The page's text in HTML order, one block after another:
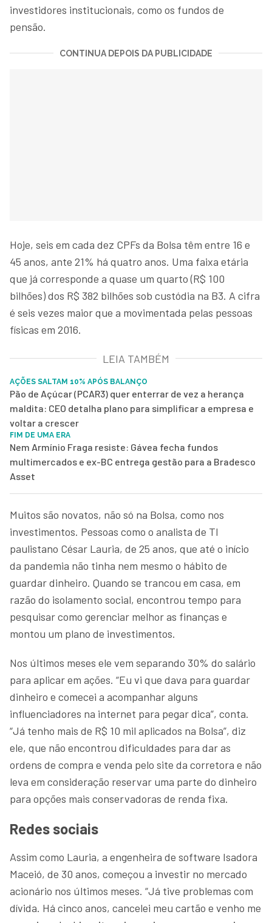
investidores institucionais, como os fundos de
pensão.
CONTINUA DEPOIS DA PUBLICIDADE
Hoje, seis em cada dez CPFs da Bolsa têm entre 16 e
45 anos, ante 21% há quatro anos. Uma faixa etária
que já corresponde a quase um quarto (R$ 100
bilhões) dos R$ 382 bilhões sob custódia na B3. A cifra
é seis vezes maior que a movimentada pelas pessoas
físicas em 2016.
LEIA TAMBÉM
AÇÕES SALTAM 10% APÓS BALANÇO
Pão de Açúcar (PCAR3) quer enterrar de vez a herança
maldita: CEO detalha plano para simplificar a empresa e
voltar a crescer
FIM DE UMA ERA
Nem Armínio Fraga resiste: Gávea fecha fundos
multimercados e ex-BC entrega gestão para a Bradesco
Asset
Muitos são novatos, não só na Bolsa, como nos
investimentos. Pessoas como o analista de TI
paulistano César Lauria, de 25 anos, que até o início
da pandemia não tinha nem mesmo o hábito de
guardar dinheiro. Quando se trancou em casa, em
razão do isolamento social, encontrou tempo para
pesquisar como gerenciar melhor as finanças e
montou um plano de investimentos.
Nos últimos meses ele vem separando 30% do salário
para aplicar em ações. “Eu vi que dava para guardar
dinheiro e comecei a acompanhar alguns
influenciadores na internet para pegar dica”, conta.
“Já tenho mais de R$ 10 mil aplicados na Bolsa”, diz
ele, que não encontrou dificuldades para dar as
ordens de compra e venda pelo site da corretora e não
leva em consideração reservar uma parte do dinheiro
para opções mais conservadoras de renda fixa.
Redes sociais
Assim como Lauria, a engenheira de software Isadora
Maceió, de 30 anos, começou a investir no mercado
acionário nos últimos meses. “Já tive problemas com
dívida. Há cinco anos, cancelei meu cartão e venho me